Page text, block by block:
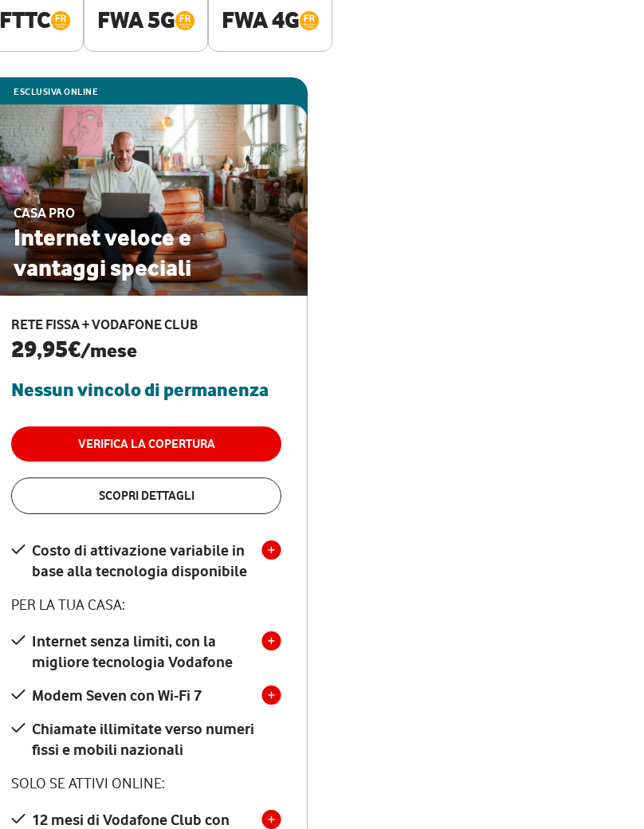
FTTC FWA 5G FWA 4G
ESCLUSIVA ONLINE
CASA PRO
Internet veloce e
vantaggi speciali
RETE FISSA + VODAFONE CLUB
29,95€/mese
Nessun vincolo di permanenza
VERIFICA LA COPERTURA
SCOPRI DETTAGLI
Costo di attivazione variabile in
base alla tecnologia disponibile
PER LA TUA CASA:
Internet senza limiti, con la
migliore tecnologia Vodafone
Modem Seven con Wi-Fi 7
Chiamate illimitate verso numeri
fissi e mobili nazionali
SOLO SE ATTIVI ONLINE:
12 mesi di Vodafone Club con